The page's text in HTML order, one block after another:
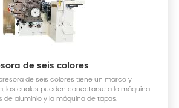
de seis colores
de seis colores tiene un marco y
los cuales pueden conectarse a la máquina
de aluminio y la máquina de tapas.